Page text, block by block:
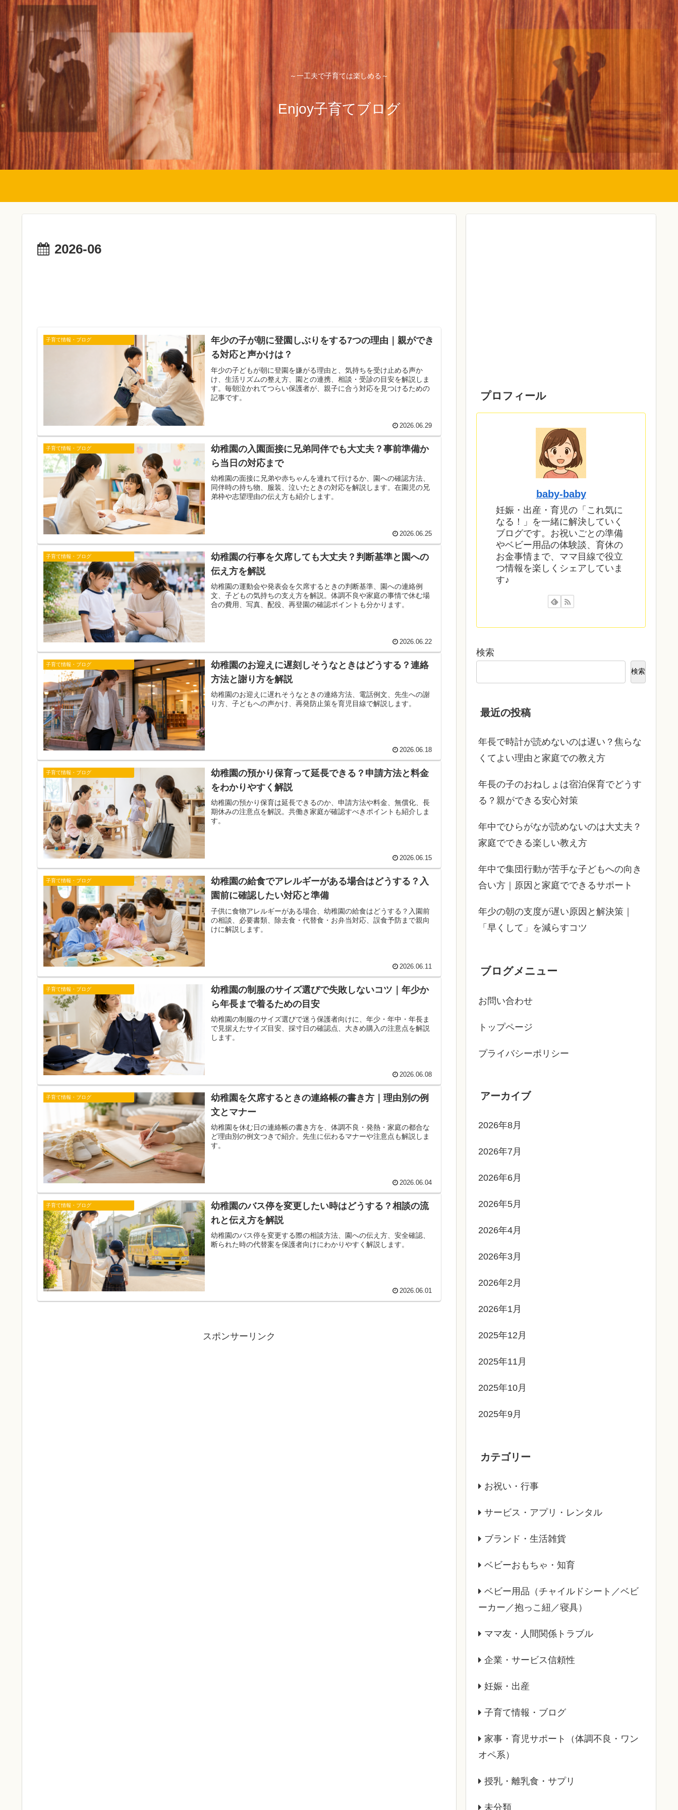
～一工夫で子育ては楽しめる～
Enjoy子育てブログ
2026-06
子育て情報・ブログ
年少の子が朝に登園しぶりをする7つの理由｜親ができ
る対応と声かけは？
年少の子どもが朝に登園を嫌がる理由と、気持ちを受け止める声か
け、生活リズムの整え方、園との連携、相談・受診の目安を解説しま
す。毎朝泣かれてつらい保護者が、親子に合う対応を見つけるための
記事です。
2026.06.29
子育て情報・ブログ
幼稚園の入園面接に兄弟同伴でも大丈夫？事前準備か
ら当日の対応まで
幼稚園の面接に兄弟や赤ちゃんを連れて行けるか、園への確認方法、
同伴時の持ち物、服装、泣いたときの対応を解説します。在園児の兄
弟枠や志望理由の伝え方も紹介します。
2026.06.25
子育て情報・ブログ
幼稚園の行事を欠席しても大丈夫？判断基準と園への
伝え方を解説
幼稚園の運動会や発表会を欠席するときの判断基準、園への連絡例
文、子どもの気持ちの支え方を解説。体調不良や家庭の事情で休む場
合の費用、写真、配役、再登園の確認ポイントも分かります。
2026.06.22
子育て情報・ブログ
幼稚園のお迎えに遅刻しそうなときはどうする？連絡
方法と謝り方を解説
幼稚園のお迎えに遅れそうなときの連絡方法、電話例文、先生への謝
り方、子どもへの声かけ、再発防止策を育児目線で解説します。
2026.06.18
子育て情報・ブログ
幼稚園の預かり保育って延長できる？申請方法と料金
をわかりやすく解説
幼稚園の預かり保育は延長できるのか、申請方法や料金、無償化、長
期休みの注意点を解説。共働き家庭が確認すべきポイントも紹介しま
す。
2026.06.15
子育て情報・ブログ
幼稚園の給食でアレルギーがある場合はどうする？入
園前に確認したい対応と準備
子供に食物アレルギーがある場合、幼稚園の給食はどうする？入園前
の相談、必要書類、除去食・代替食・お弁当対応、誤食予防まで親向
けに解説します。
2026.06.11
子育て情報・ブログ
幼稚園の制服のサイズ選びで失敗しないコツ｜年少か
ら年長まで着るための目安
幼稚園の制服のサイズ選びで迷う保護者向けに、年少・年中・年長ま
で見据えたサイズ目安、採寸日の確認点、大きめ購入の注意点を解説
します。
2026.06.08
子育て情報・ブログ
幼稚園を欠席するときの連絡帳の書き方｜理由別の例
文とマナー
幼稚園を休む日の連絡帳の書き方を、体調不良・発熱・家庭の都合な
ど理由別の例文つきで紹介。先生に伝わるマナーや注意点も解説しま
す。
2026.06.04
子育て情報・ブログ
幼稚園のバス停を変更したい時はどうする？相談の流
れと伝え方を解説
幼稚園のバス停を変更する際の相談方法、園への伝え方、安全確認、
断られた時の代替案を保護者向けにわかりやすく解説します。
2026.06.01
スポンサーリンク
プロフィール
baby‐baby
妊娠・出産・育児の「これ気に
なる！」を一緒に解決していく
ブログです。お祝いごとの準備
やベビー用品の体験談、育休の
お金事情まで、ママ目線で役立
つ情報を楽しくシェアしていま
す♪
検索
検索
最近の投稿
年長で時計が読めないのは遅い？焦らな
くてよい理由と家庭での教え方
年長の子のおねしょは宿泊保育でどうす
る？親ができる安心対策
年中でひらがなが読めないのは大丈夫？
家庭でできる楽しい教え方
年中で集団行動が苦手な子どもへの向き
合い方｜原因と家庭でできるサポート
年少の朝の支度が遅い原因と解決策｜
「早くして」を減らすコツ
ブログメニュー
お問い合わせ
トップページ
プライバシーポリシー
アーカイブ
2026年8月
2026年7月
2026年6月
2026年5月
2026年4月
2026年3月
2026年2月
2026年1月
2025年12月
2025年11月
2025年10月
2025年9月
カテゴリー
お祝い・行事
サービス・アプリ・レンタル
ブランド・生活雑貨
ベビーおもちゃ・知育
ベビー用品（チャイルドシート／ベビ
ーカー／抱っこ紐／寝具）
ママ友・人間関係トラブル
企業・サービス信頼性
妊娠・出産
子育て情報・ブログ
家事・育児サポート（体調不良・ワン
オペ系）
授乳・離乳食・サプリ
未分類